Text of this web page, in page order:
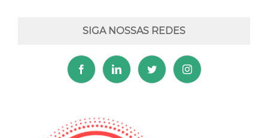
SIGA NOSSAS REDES